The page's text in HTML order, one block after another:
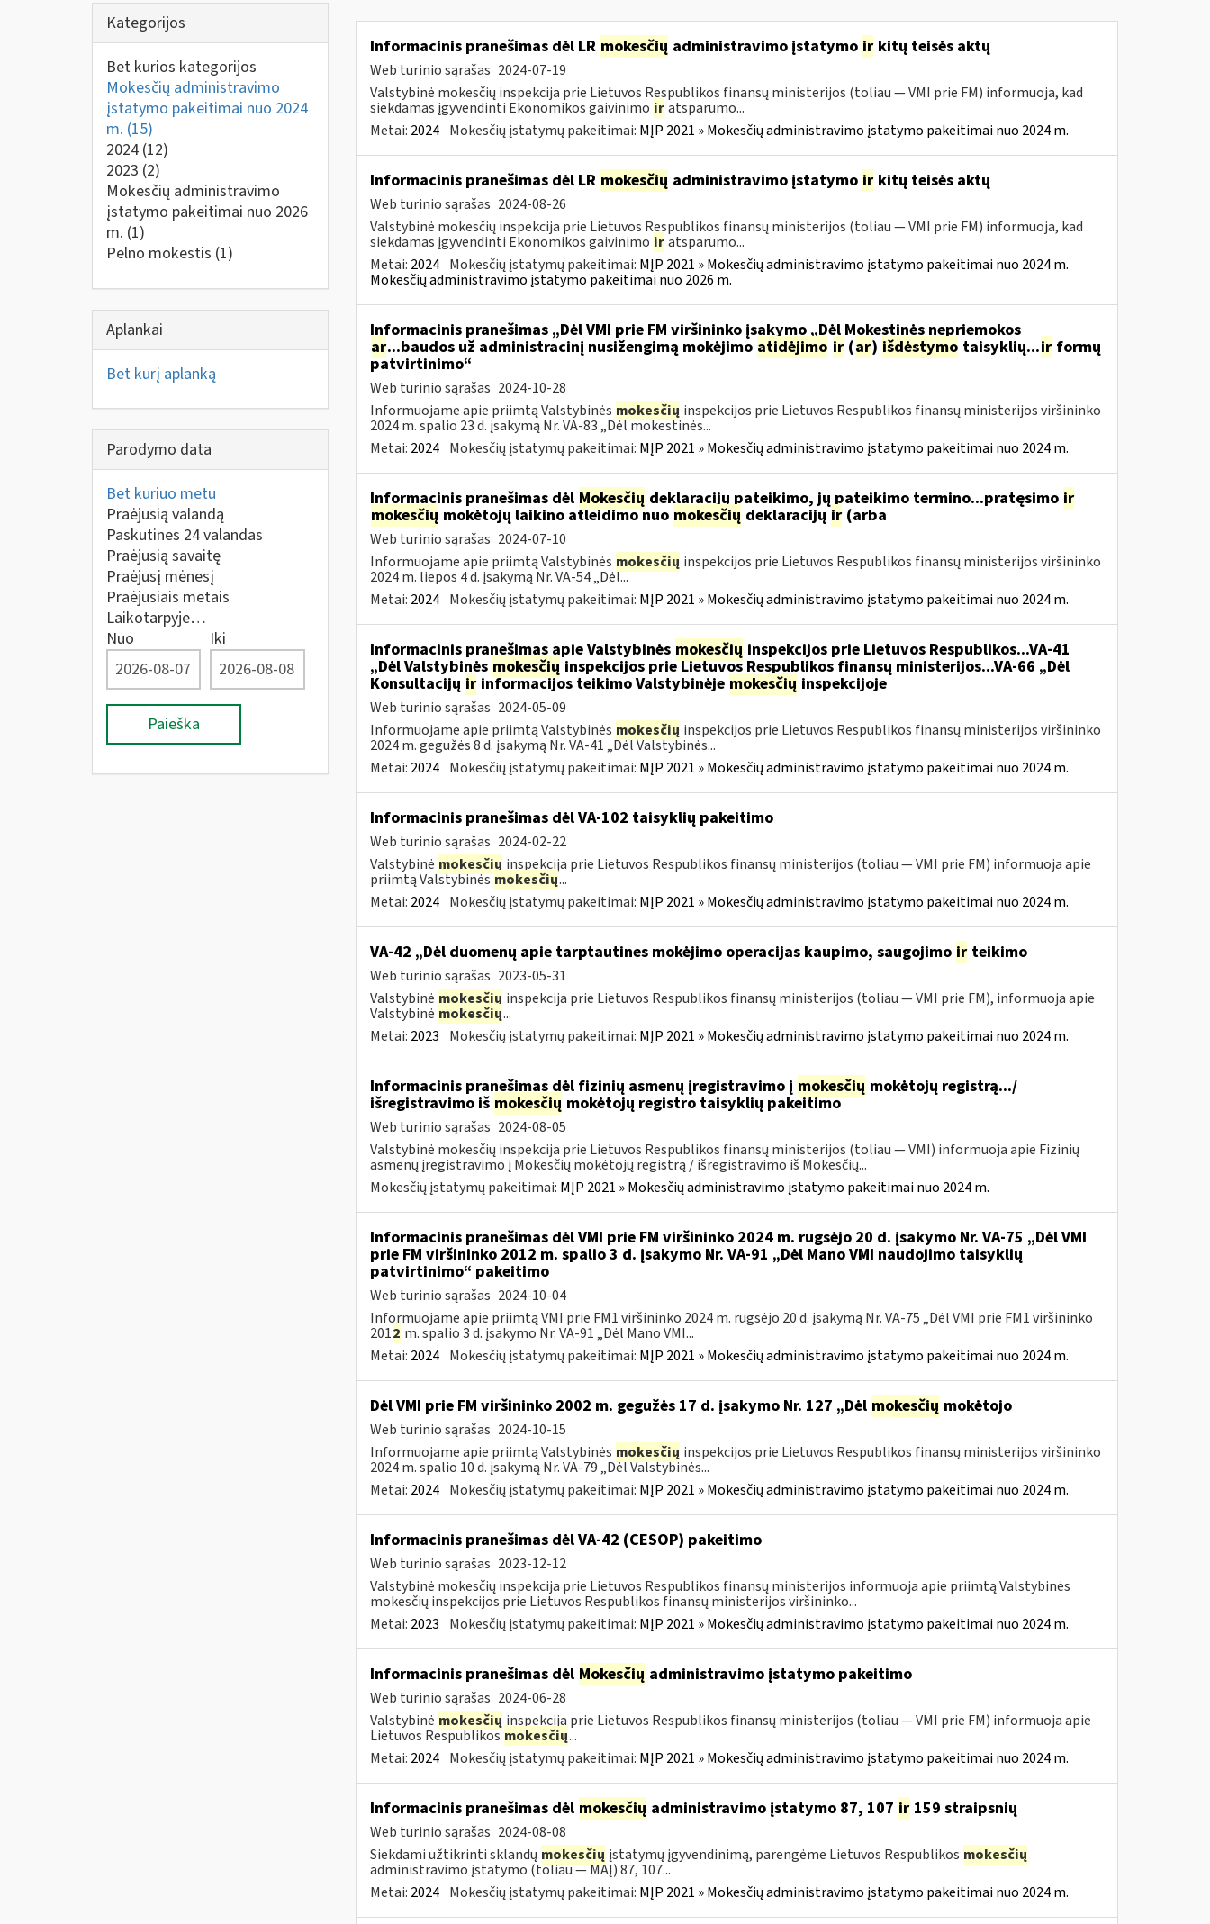
Kategorijos
Bet kurios kategorijos
Mokesčių administravimo
įstatymo pakeitimai nuo 2024
m. (15)
2024 (12)
2023 (2)
Mokesčių administravimo
įstatymo pakeitimai nuo 2026
m. (1)
Pelno mokestis (1)
Aplankai
Bet kurį aplanką
Parodymo data
Bet kuriuo metu
Praėjusią valandą
Paskutines 24 valandas
Praėjusią savaitę
Praėjusį mėnesį
Praėjusiais metais
Laikotarpyje…
Nuo
Iki
Paieška
Informacinis pranešimas dėl LR mokesčių administravimo įstatymo irkitų teisės aktų
Web turinio sąrašas 2024-07-19
Valstybinė mokesčių inspekcija prie Lietuvos Respublikos finansų ministerijos (toliau — VMI prie FM) informuoja, kad
siekdamas įgyvendinti Ekonomikos gaivinimo ir atsparumo...
Metai: 2024 Mokesčių įstatymų pakeitimai: MĮP 2021 » Mokesčių administravimo įstatymo pakeitimai nuo 2024 m.
Informacinis pranešimas dėl LR mokesčių administravimo įstatymo irkitų teisės aktų
Web turinio sąrašas 2024-08-26
Valstybinė mokesčių inspekcija prie Lietuvos Respublikos finansų ministerijos (toliau — VMI prie FM) informuoja, kad
siekdamas įgyvendinti Ekonomikos gaivinimo ir atsparumo...
Metai: 2024 Mokesčių įstatymų pakeitimai: MĮP 2021 » Mokesčių administravimo įstatymo pakeitimai nuo 2024 m.
Mokesčių administravimo įstatymo pakeitimai nuo 2026 m.
Informacinis pranešimas „Dėl VMI prie FM viršininko įsakymo „Dėl Mokestinės nepriemokos
ar...baudos už administracinį nusižengimą mokėjimo atidėjimo ir(ar) išdėstymo taisyklių...irformų
patvirtinimo“
Web turinio sąrašas 2024-10-28
Informuojame apie priimtą Valstybinės mokesčių inspekcijos prie Lietuvos Respublikos finansų ministerijos viršininko
2024 m. spalio 23 d. įsakymą Nr. VA-83 „Dėl mokestinės...
Metai: 2024 Mokesčių įstatymų pakeitimai: MĮP 2021 » Mokesčių administravimo įstatymo pakeitimai nuo 2024 m.
Informacinis pranešimas dėl Mokesčių deklaracijų pateikimo, jų pateikimo termino...pratęsimo ir
mokesčių mokėtojų laikino atleidimo nuo mokesčių deklaracijų ir(arba
Web turinio sąrašas 2024-07-10
Informuojame apie priimtą Valstybinės mokesčių inspekcijos prie Lietuvos Respublikos finansų ministerijos viršininko
2024 m. liepos 4 d. įsakymą Nr. VA-54 „Dėl...
Metai: 2024 Mokesčių įstatymų pakeitimai: MĮP 2021 » Mokesčių administravimo įstatymo pakeitimai nuo 2024 m.
Informacinis pranešimas apie Valstybinės mokesčių inspekcijos prie Lietuvos Respublikos...VA-41
„Dėl Valstybinės mokesčių inspekcijos prie Lietuvos Respublikos finansų ministerijos...VA-66 „Dėl
Konsultacijų irinformacijos teikimo Valstybinėje mokesčių inspekcijoje
Web turinio sąrašas 2024-05-09
Informuojame apie priimtą Valstybinės mokesčių inspekcijos prie Lietuvos Respublikos finansų ministerijos viršininko
2024 m. gegužės 8 d. įsakymą Nr. VA-41 „Dėl Valstybinės...
Metai: 2024 Mokesčių įstatymų pakeitimai: MĮP 2021 » Mokesčių administravimo įstatymo pakeitimai nuo 2024 m.
Informacinis pranešimas dėl VA-102 taisyklių pakeitimo
Web turinio sąrašas 2024-02-22
Valstybinė mokesčių inspekcija prie Lietuvos Respublikos finansų ministerijos (toliau ― VMI prie FM) informuoja apie
priimtą Valstybinėsmokesčių...
Metai: 2024 Mokesčių įstatymų pakeitimai: MĮP 2021 » Mokesčių administravimo įstatymo pakeitimai nuo 2024 m.
VA-42 „Dėl duomenų apie tarptautines mokėjimo operacijas kaupimo, saugojimo irteikimo
Web turinio sąrašas 2023-05-31
Valstybinė mokesčių inspekcija prie Lietuvos Respublikos finansų ministerijos (toliau ― VMI prie FM), informuoja apie
Valstybinė mokesčių...
Metai: 2023 Mokesčių įstatymų pakeitimai: MĮP 2021 » Mokesčių administravimo įstatymo pakeitimai nuo 2024 m.
Informacinis pranešimas dėl fizinių asmenų įregistravimo į mokesčių mokėtojų registrą.../
išregistravimo iš mokesčių mokėtojų registro taisyklių pakeitimo
Web turinio sąrašas 2024-08-05
Valstybinė mokesčių inspekcija prie Lietuvos Respublikos finansų ministerijos (toliau — VMI) informuoja apie Fizinių
asmenų įregistravimo į Mokesčių mokėtojų registrą / išregistravimo iš Mokesčių...
Mokesčių įstatymų pakeitimai: MĮP 2021 » Mokesčių administravimo įstatymo pakeitimai nuo 2024 m.
Informacinis pranešimas dėl VMI prie FM viršininko 2024 m. rugsėjo 20 d. įsakymo Nr. VA-75 „Dėl VMI
prie FM viršininko 2012 m. spalio 3 d. įsakymo Nr. VA-91 „Dėl Mano VMI naudojimo taisyklių
patvirtinimo“ pakeitimo
Web turinio sąrašas 2024-10-04
Informuojame apie priimtą VMI prie FM1 viršininko 2024 m. rugsėjo 20 d. įsakymą Nr. VA-75 „Dėl VMI prie FM1 viršininko
2012 m. spalio 3 d. įsakymo Nr. VA-91 „Dėl Mano VMI...
Metai: 2024 Mokesčių įstatymų pakeitimai: MĮP 2021 » Mokesčių administravimo įstatymo pakeitimai nuo 2024 m.
Dėl VMI prie FM viršininko 2002 m. gegužės 17 d. įsakymo Nr. 127 „Dėl mokesčių mokėtojo
Web turinio sąrašas 2024-10-15
Informuojame apie priimtą Valstybinės mokesčių inspekcijos prie Lietuvos Respublikos finansų ministerijos viršininko
2024 m. spalio 10 d. įsakymą Nr. VA-79 „Dėl Valstybinės...
Metai: 2024 Mokesčių įstatymų pakeitimai: MĮP 2021 » Mokesčių administravimo įstatymo pakeitimai nuo 2024 m.
Informacinis pranešimas dėl VA-42 (CESOP) pakeitimo
Web turinio sąrašas 2023-12-12
Valstybinė mokesčių inspekcija prie Lietuvos Respublikos finansų ministerijos informuoja apie priimtą Valstybinės
mokesčių inspekcijos prie Lietuvos Respublikos finansų ministerijos viršininko...
Metai: 2023 Mokesčių įstatymų pakeitimai: MĮP 2021 » Mokesčių administravimo įstatymo pakeitimai nuo 2024 m.
Informacinis pranešimas dėl Mokesčių administravimo įstatymo pakeitimo
Web turinio sąrašas 2024-06-28
Valstybinė mokesčių inspekcija prie Lietuvos Respublikos finansų ministerijos (toliau — VMI prie FM) informuoja apie
Lietuvos Respublikosmokesčių...
Metai: 2024 Mokesčių įstatymų pakeitimai: MĮP 2021 » Mokesčių administravimo įstatymo pakeitimai nuo 2024 m.
Informacinis pranešimas dėl mokesčių administravimo įstatymo 87, 107 ir159 straipsnių
Web turinio sąrašas 2024-08-08
Siekdami užtikrinti sklandų mokesčių įstatymų įgyvendinimą, parengėme Lietuvos Respublikos mokesčių
administravimo įstatymo (toliau — MAĮ) 87, 107...
Metai: 2024 Mokesčių įstatymų pakeitimai: MĮP 2021 » Mokesčių administravimo įstatymo pakeitimai nuo 2024 m.